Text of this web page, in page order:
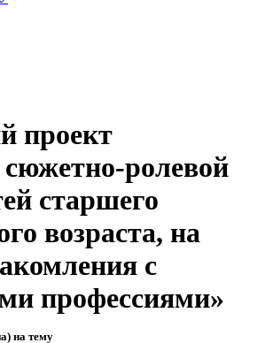
проект
сюжетно-ролевой
старшего
возраста, на
с
профессиями»
на тему